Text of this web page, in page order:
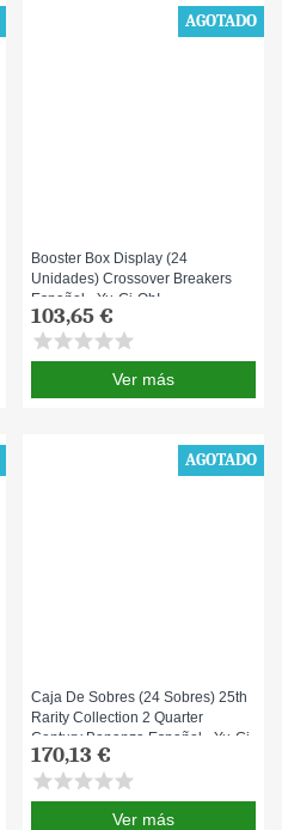
Booster Box Display (24
Unidades) Crossover Breakers
Español - Yu-Gi-Oh!
103,65 €
starstarstarstarstar
Ver más
AGOTADO
Caja De Sobres (24 Sobres) 25th
Rarity Collection 2 Quarter
Century Bonanza Español - Yu-Gi-
Oh!
170,13 €
starstarstarstarstar
Ver más
AGOTADO